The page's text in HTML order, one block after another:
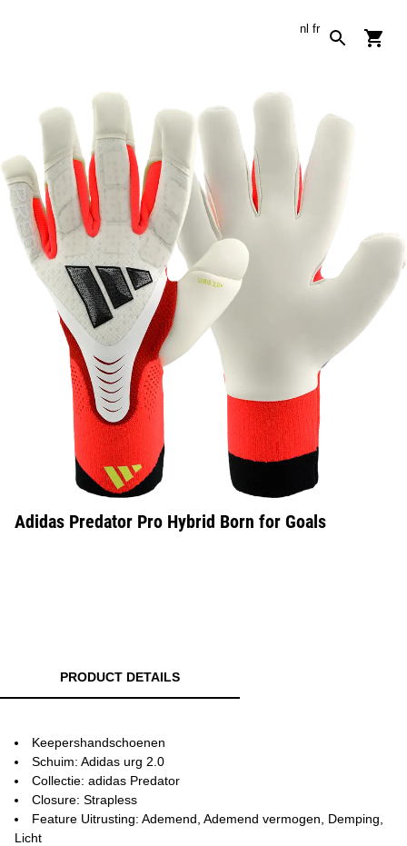
nl fr
Adidas Predator Pro Hybrid Born for Goals
PRODUCT DETAILS
Keepershandschoenen
Schuim: Adidas urg 2.0
Collectie: adidas Predator
Closure: Strapless
Feature Uitrusting: Ademend, Ademend vermogen, Demping,
Licht